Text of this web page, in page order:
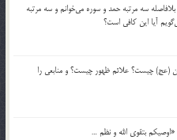
سه مرتبه حمد و سوره مي‌خوانم و سه مرتبه
آيا اين كافي است؟
(عج) چيست؟ علائم ظهور چيست؟ و منابعي را
«اوصيكم بتقوي الله و نظم …